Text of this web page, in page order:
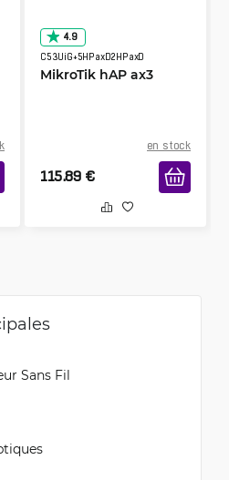
for that.
4.9
C53UiG+5HPaxD2HPaxD
MikroTik hAP ax3
en stock
115.89 €
Sans Fil